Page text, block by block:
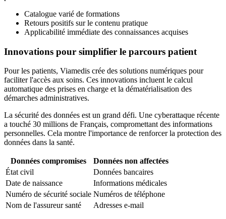
Catalogue varié de formations
Retours positifs sur le contenu pratique
Applicabilité immédiate des connaissances acquises
Innovations pour simplifier le parcours patient
Pour les patients, Viamedis crée des solutions numériques pour
faciliter l'accès aux soins. Ces innovations incluent le calcul
automatique des prises en charge et la dématérialisation des
démarches administratives.
La sécurité des données est un grand défi. Une cyberattaque récente
a touché 30 millions de Français, compromettant des informations
personnelles. Cela montre l'importance de renforcer la protection des
données dans la santé.
Données compromises
Données non affectées
État civil
Données bancaires
Date de naissance
Informations médicales
Numéro de sécurité sociale Numéros de téléphone
Nom de l'assureur santé
Adresses e-mail